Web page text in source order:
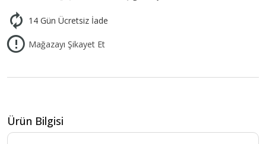
14 Gün Ücretsiz İade
Mağazayı Şikayet Et
Ürün Bilgisi